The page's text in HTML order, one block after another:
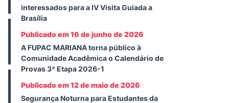
interessados para a IV Visita Guiada a
Brasília
Publicado em 16 de junho de 2026
A FUPAC MARIANA torna público à
Comunidade Acadêmica o Calendário de
Provas 3ª Etapa 2026-1
Publicado em 12 de maio de 2026
Segurança Noturna para Estudantes da